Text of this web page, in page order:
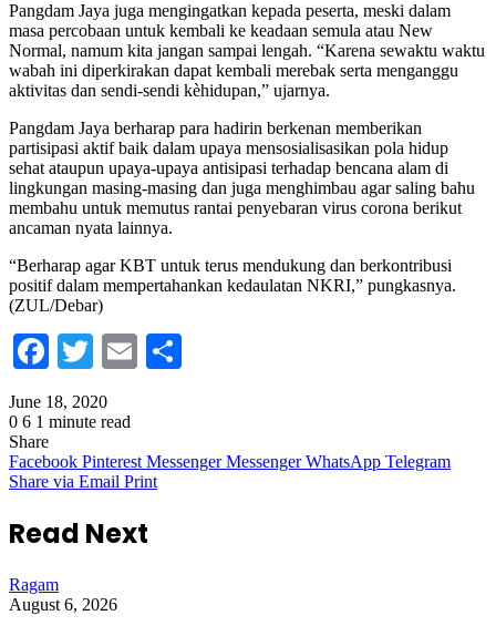
Pangdam Jaya juga mengingatkan kepada peserta, meski dalam
masa percobaan untuk kembali ke keadaan semula atau New
Normal, namum kita jangan sampai lengah. “Karena sewaktu waktu
wabah ini diperkirakan dapat kembali merebak serta menganggu
aktivitas dan sendi-sendi kèhidupan,” ujarnya.
Pangdam Jaya berharap para hadirin berkenan memberikan
partisipasi aktif baik dalam upaya mensosialisasikan pola hidup
sehat ataupun upaya-upaya antisipasi terhadap bencana alam di
lingkungan masing-masing dan juga menghimbau agar saling bahu
membahu untuk memutus rantai penyebaran virus corona berikut
ancaman nyata lainnya.
“Berharap agar KBT untuk terus mendukung dan berkontribusi
positif dalam mempertahankan kedaulatan NKRI,” pungkasnya.
(ZUL/Debar)
Facebook
TwitterEmail
June 18, 2020
0 6 1 minute read
Share
Facebook Pinterest Messenger Messenger WhatsApp Telegram
Share via Email Print
Read Next
Ragam
August 6, 2026